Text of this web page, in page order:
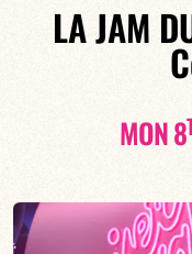
LA JAM
MON 8